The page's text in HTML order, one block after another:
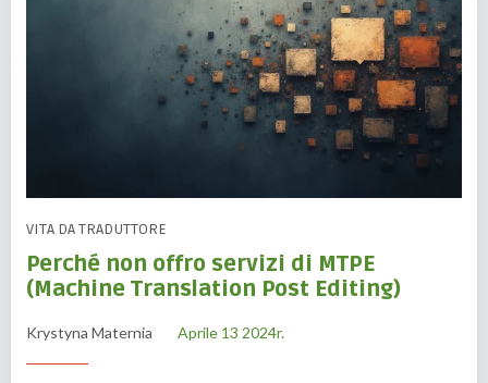
VITA DA TRADUTTORE
Perché non offro servizi di MTPE
(Machine Translation Post Editing)
Krystyna Maternia Aprile 13 2024r.